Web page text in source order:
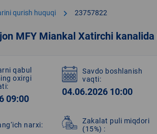
qurish huquqi chevron_right 23757822
MFY Miankal Xatirchi
qabul
oxirgi
09:00
Savdo boshlanish
vaqti:
04.06.2026 10:00
narxi:
Zakalat puli miqdori
(15%) :